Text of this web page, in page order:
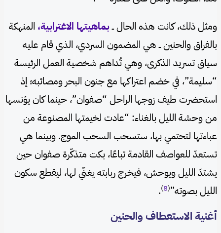
ومثل ذلك، كانت هذه الحال ــبماهيتها الاغترابية، المنهكة
بالفراق والحنين ــ هي المضمون السردي، الذي قام عليه
سياق تسريد الذكرى، وهي تُداهم شخصية العمل الرئيسة
“سليمة”، في خضم اعتراكها مع جنون البحر ومصائبه؛ إذ
استحضرت طيف زوجها الراحل “صفوان”، حينما كان يؤنسها
من وحشة الليل بالغناء: “عادت لخيمتها المصنوعة من
عباءتها لتحتمي بها، ستسحب السحب الموج. وبينما هي
تستعدّ للعواصف القادمة تباعًا، بكت متذكّرة صفوان حين
يشتدّ الليل ويوحش، فيخرج ربابته يغنّي لها، ليقطع سكون
الليل بصوته”(
8
)
.
أغنية الاستعطاف والحنين